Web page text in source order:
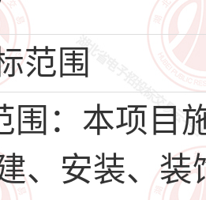
范围
围：本项目
、安装、